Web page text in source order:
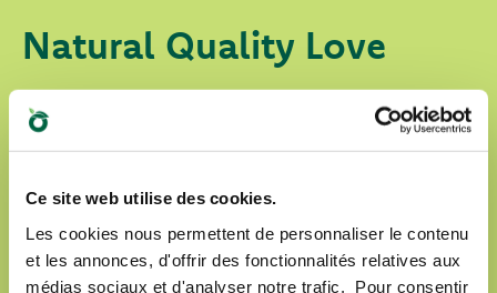
Ce site web utilise des cookies.
Les cookies nous permettent de personnaliser le contenu
et les annonces, d'offrir des fonctionnalités relatives aux
médias sociaux et d'analyser notre trafic. Pour consentir
Natural Quality Love
Oasy, c’est un Monde d’Amour pour vos amis à
quatre pattes.
préparés avec des ingrédients naturels
sélectionnés